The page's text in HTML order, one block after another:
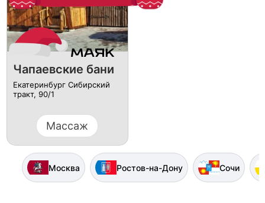
Чапаевские бани
Екатеринбург Сибирский
тракт, 90/1
Массаж
Москва Ростов-на-Дону Сочи